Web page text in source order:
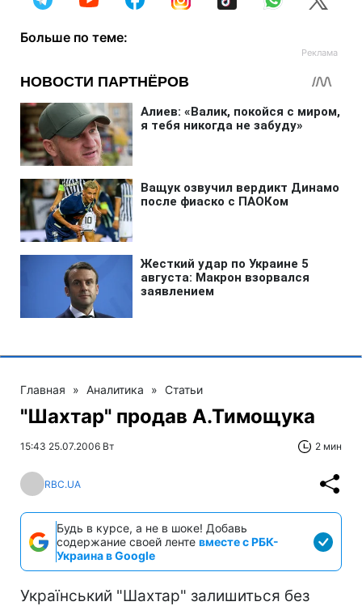
Больше по теме:
Главная » Аналитика » Статьи
"Шахтар" продав А.Тимощука
15:43 25.07.2006 Вт 2 мин
RBC.UA
Будь в курсе, а не в шоке! Добавь
содержание своей ленте вместе с РБК-
Украина в Google
Український "Шахтар" залишиться без